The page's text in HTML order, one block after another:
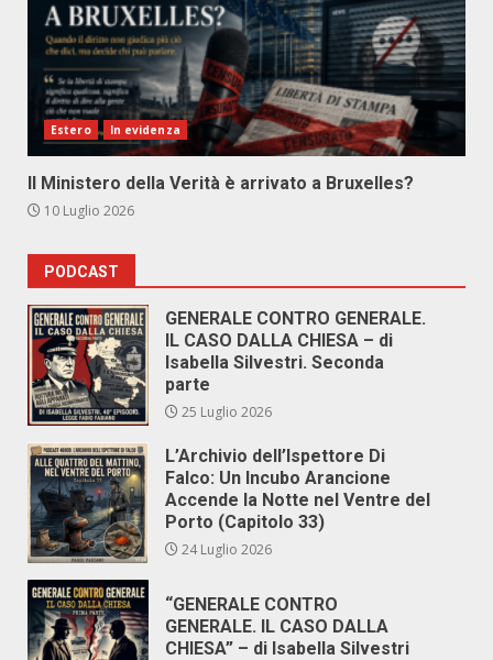
Estero In evidenza
Il Ministero della Verità è arrivato a Bruxelles?
10 Luglio 2026
PODCAST
GENERALE CONTRO GENERALE.
IL CASO DALLA CHIESA – di
Isabella Silvestri. Seconda
parte
25 Luglio 2026
L’Archivio dell’Ispettore Di
Falco: Un Incubo Arancione
Accende la Notte nel Ventre del
Porto (Capitolo 33)
24 Luglio 2026
“GENERALE CONTRO
GENERALE. IL CASO DALLA
CHIESA” – di Isabella Silvestri